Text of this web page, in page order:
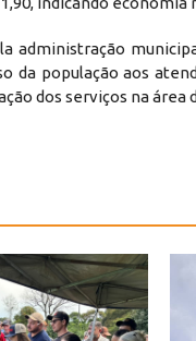
administração
da população aos
dos serviços na área